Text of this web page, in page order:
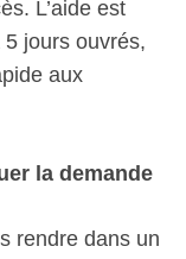
L’aide est
jours ouvrés,
aux
la demande
rendre dans un